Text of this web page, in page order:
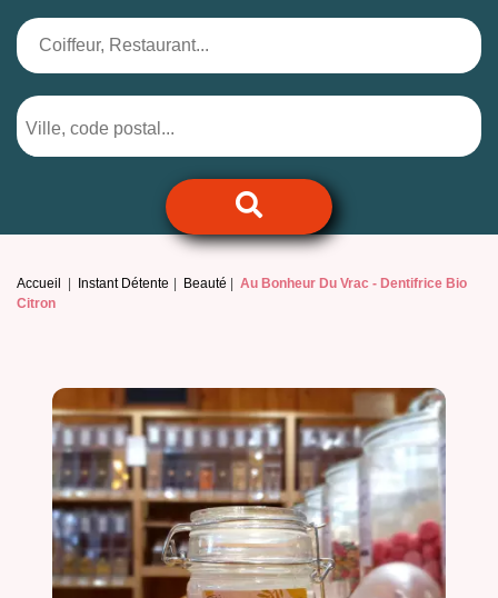
Accueil Instant Détente Beauté Au Bonheur Du Vrac - Dentifrice Bio
Citron